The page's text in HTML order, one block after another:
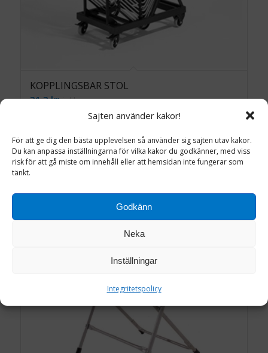
Sajten använder kakor!
För att ge dig den bästa upplevelsen så använder sig sajten utav kakor.
Du kan anpassa inställningarna för vilka kakor du godkänner, med viss
risk för att gå miste om innehåll eller att hemsidan inte fungerar som
tänkt.
Godkänn
Neka
Inställningar
Integritetspolicy
KOPPLINGSBAR STOL
31.3krinkl. moms
Lägg till i varukorg Detaljinfo